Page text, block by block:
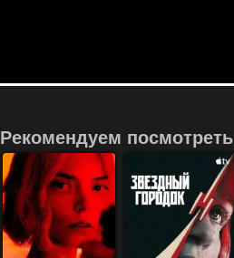
Рекомендуем посмотреть